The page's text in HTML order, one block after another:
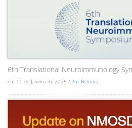
6th Translational Neuroimmunology
em 11 de Janeiro de 2025 / Por Bctrims